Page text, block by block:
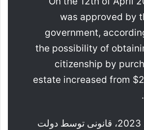
was approved by
government,
the possibility of
citizenship by
estate increased from
در 12 آوریل 2023، قانونی توسط دولت